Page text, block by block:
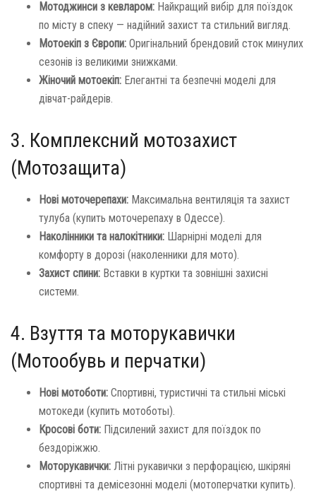
Мотоджинси з кевларом: Найкращий вибір для поїздок
по місту в спеку — надійний захист та стильний вигляд.
Мотоекіп з Європи: Оригінальний брендовий сток минулих
сезонів із великими знижками.
Жіночий мотоекіп: Елегантні та безпечні моделі для
дівчат-райдерів.
3. Комплексний мотозахист
(Мотозащита)
Нові моточерепахи: Максимальна вентиляція та захист
тулуба (купить моточерепаху в Одессе).
Наколінники та налокітники: Шарнірні моделі для
комфорту в дорозі (наколенники для мото).
Захист спини: Вставки в куртки та зовнішні захисні
системи.
4. Взуття та моторукавички
(Мотообувь и перчатки)
Нові мотоботи: Спортивні, туристичні та стильні міські
мотокеди (купить мотоботы).
Кросові боти: Підсилений захист для поїздок по
бездоріжжю.
Моторукавички: Літні рукавички з перфорацією, шкіряні
спортивні та демісезонні моделі (мотоперчатки купить).